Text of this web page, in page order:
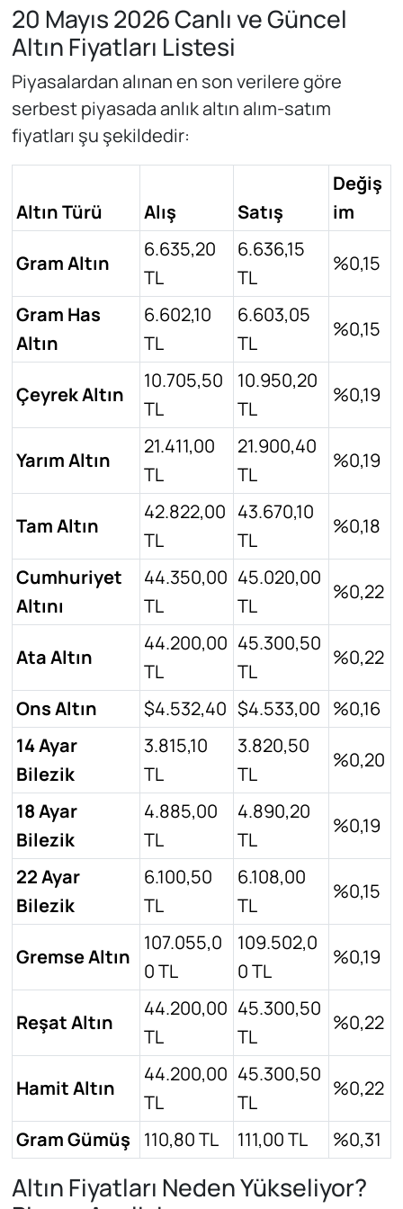
20 Mayıs 2026 Canlı ve Güncel
Altın Fiyatları Listesi
Piyasalardan alınan en son verilere göre
serbest piyasada anlık altın alım-satım
fiyatları şu şekildedir:
Altın Türü Alış Satış
Değiş
im
Gram Altın
6.635,20
TL
6.636,15
TL
%0,15
Gram Has
Altın
6.602,10
TL
6.603,05
TL
%0,15
Çeyrek Altın
10.705,50
TL
10.950,20
TL
%0,19
Yarım Altın
21.411,00
TL
21.900,40
TL
%0,19
Tam Altın
42.822,00
TL
43.670,10
TL
%0,18
Cumhuriyet
Altını
44.350,00
TL
45.020,00
TL
%0,22
Ata Altın
44.200,00
TL
45.300,50
TL
%0,22
Ons Altın $4.532,40 $4.533,00 %0,16
14 Ayar
Bilezik
3.815,10
TL
3.820,50
TL
%0,20
18 Ayar
Bilezik
4.885,00
TL
4.890,20
TL
%0,19
22 Ayar
Bilezik
6.100,50
TL
6.108,00
TL
%0,15
Gremse Altın
107.055,0
0 TL
109.502,0
0 TL
%0,19
Reşat Altın
44.200,00
TL
45.300,50
TL
%0,22
Hamit Altın
44.200,00
TL
45.300,50
TL
%0,22
Gram Gümüş 110,80 TL 111,00 TL %0,31
Altın Fiyatları Neden Yükseliyor?